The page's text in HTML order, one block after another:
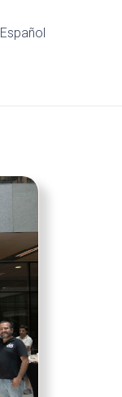
Español